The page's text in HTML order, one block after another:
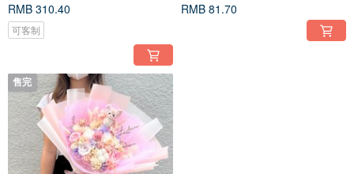
RMB 310.40
可客制
RMB 81.70
售完